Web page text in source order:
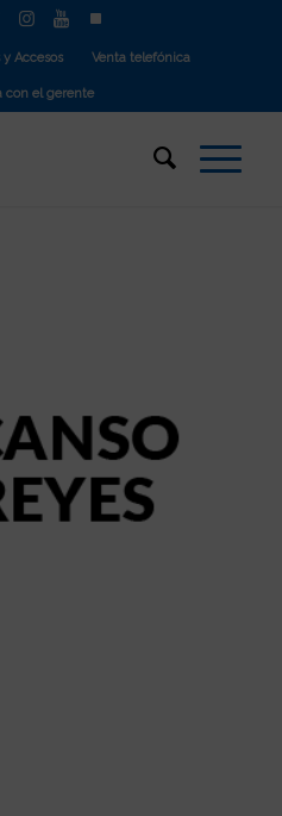
y Accesos Venta telefónica
con el gerente